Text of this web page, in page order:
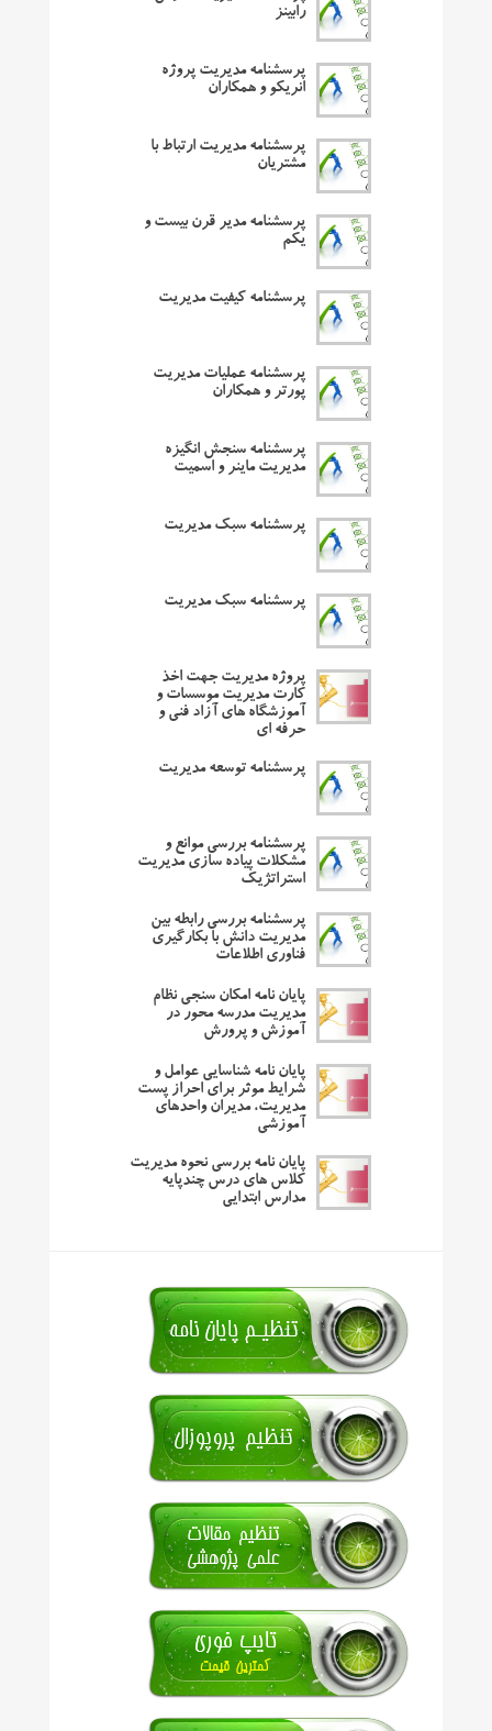
رابینز
پرسشنامه مدیریت پروژه
انریکو و همکاران
پرسشنامه مدیریت ارتباط با
مشتریان
پرسشنامه مدیر قرن بیست و
یکم
پرسشنامه کیفیت مدیریت
پرسشنامه عملیات مدیریت
پورتر و همکاران
پرسشنامه سنجش انگیزه
مدیریت ماینر و اسمیت
پرسشنامه سبک مدیریت
پرسشنامه سبک مدیریت
پروژه مدیریت جهت اخذ
کارت مدیریت موسسات و
آموزشگاه های آزاد فنی و
حرفه ای
پرسشنامه توسعه مدیریت
پرسشنامه بررسی موانع و
مشکلات پیاده سازی مدیریت
استراتژیک
پرسشنامه بررسی رابطه بین
مدیریت دانش با بکارگیری
فناوری اطلاعات
پایان نامه امکان سنجی نظام
مدیریت مدرسه محور در
آموزش و پرورش
پایان نامه شناسایی عوامل و
شرایط موثر برای احراز پست
مدیریت، مدیران واحدهای
آموزشی
پایان نامه بررسی نحوه مدیریت
کلاس های درس چندپایه
مدارس ابتدایی